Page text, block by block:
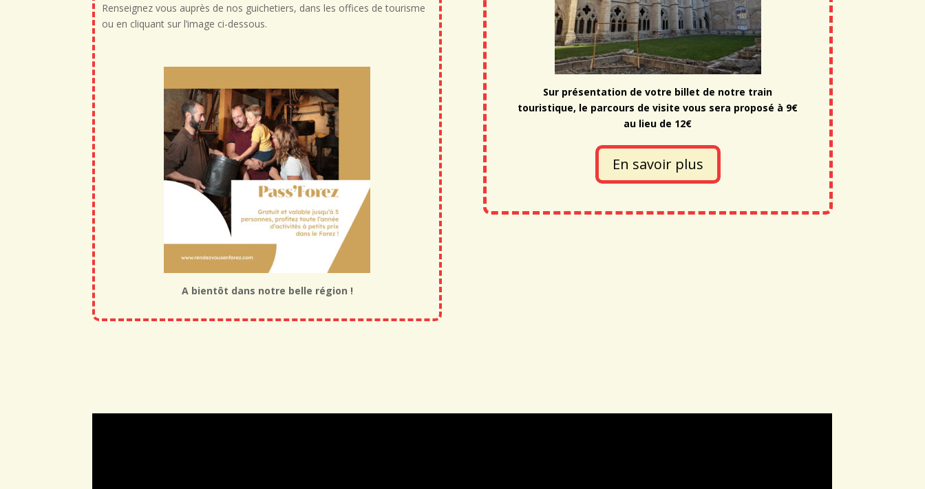
Renseignez vous auprès de nos guichetiers, dans les offices de tourisme
ou en cliquant sur l’image ci-dessous.
A bientôt dans notre belle région !
Sur présentation de votre billet de notre train
touristique, le parcours de visite vous sera proposé à 9€
au lieu de 12€
En savoir plus